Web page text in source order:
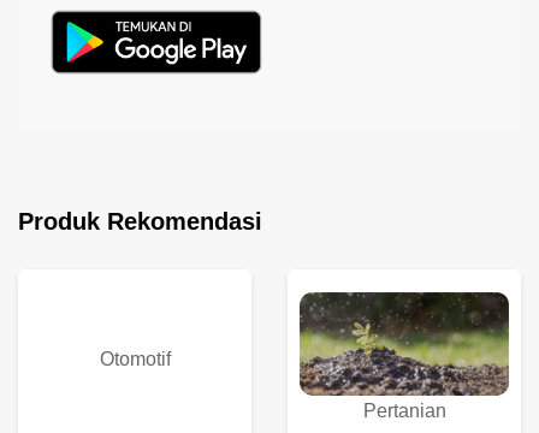
Produk Rekomendasi
Otomotif
Pertanian